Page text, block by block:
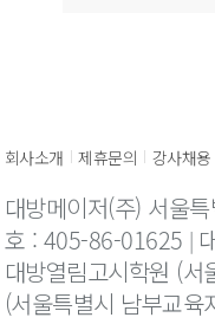
회사소개 | 제휴문의 | 강사채용
대방메이저(주) 서울
호 : 405-86-01625
대방열림고시학원 (
(서울특별시 남부교